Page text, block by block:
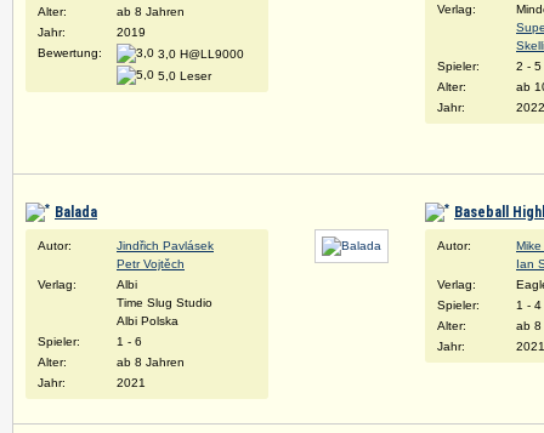
Alter:
ab 8 Jahren
Jahr:
2019
Bewertung:
3,0 H@LL9000
5,0 Leser
Verlag:
Spieler:
2 - 5
Alter:
ab
Jahr:
Balada
Autor:
Jindřich Pavlásek
Petr Vojtěch
Verlag:
Albi
Time Slug Studio
Albi Polska
Spieler:
1 - 6
Alter:
ab 8 Jahren
Jahr:
2021
Baseball
Autor:
Ian
Verlag:
Spieler:
1 - 4
Alter:
ab 8
Jahr:
2021